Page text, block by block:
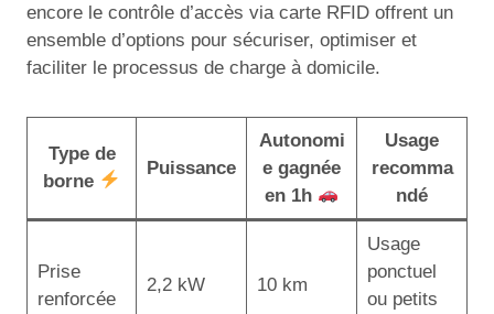
encore le contrôle d’accès via carte RFID offrent un
ensemble d’options pour sécuriser, optimiser et
faciliter le processus de charge à domicile.
Type de
borne
Puissance
Autonomi
e gagnée
en 1h
Usage
recomma
ndé
Prise
renforcée
2,2 kW 10 km
Usage
ponctuel
ou petits